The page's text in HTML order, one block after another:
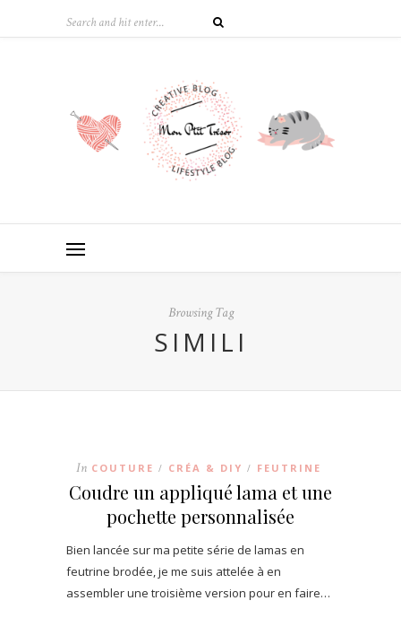
Browsing Tag
SIMILI
In COUTURE / CRÉA & DIY / FEUTRINE
Coudre un appliqué lama et une
pochette personnalisée
Bien lancée sur ma petite série de lamas en
feutrine brodée, je me suis attelée à en
assembler une troisième version pour en faire…